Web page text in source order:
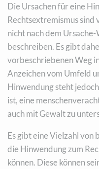
Die Ursachen für eine
Rechtsextremismus sind
nicht nach dem
beschreiben. Es gibt
vorbeschriebenen Weg
Anzeichen vom Umfeld
Hinwendung steht
ist, eine
auch mit Gewalt zu
Es gibt eine Vielzahl von
die Hinwendung zum
können. Diese können